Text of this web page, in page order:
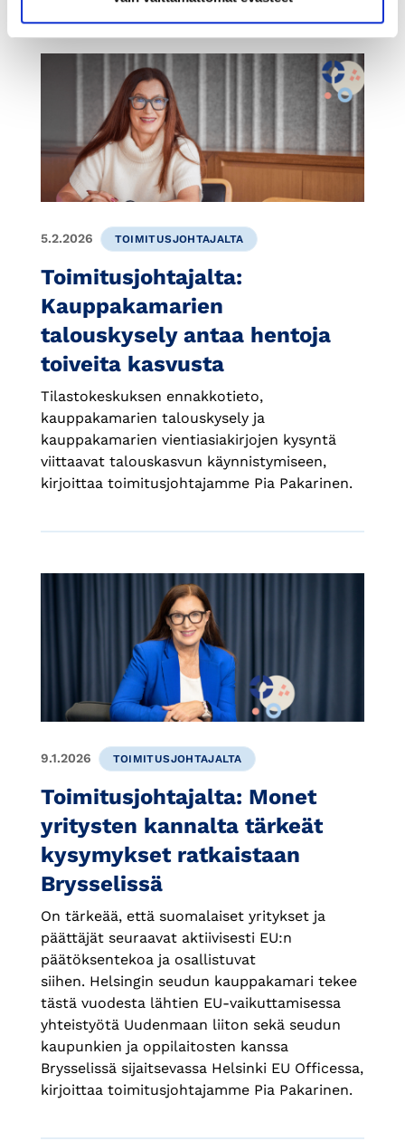
5.2.2026 TOIMITUSJOHTAJALTA
Toimitusjohtajalta:
Kauppakamarien
talouskysely antaa hentoja
toiveita kasvusta
Tilastokeskuksen ennakkotieto,
kauppakamarien talouskysely ja
kauppakamarien vientiasiakirjojen kysyntä
viittaavat talouskasvun käynnistymiseen,
kirjoittaa toimitusjohtajamme Pia Pakarinen.
9.1.2026 TOIMITUSJOHTAJALTA
Toimitusjohtajalta: Monet
yritysten kannalta tärkeät
kysymykset ratkaistaan
Brysselissä
On tärkeää, että suomalaiset yritykset ja
päättäjät seuraavat aktiivisesti EU:n
päätöksentekoa ja osallistuvat
siihen. Helsingin seudun kauppakamari tekee
tästä vuodesta lähtien EU-vaikuttamisessa
yhteistyötä Uudenmaan liiton sekä seudun
kaupunkien ja oppilaitosten kanssa
Brysselissä sijaitsevassa Helsinki EU Officessa,
kirjoittaa toimitusjohtajamme Pia Pakarinen.